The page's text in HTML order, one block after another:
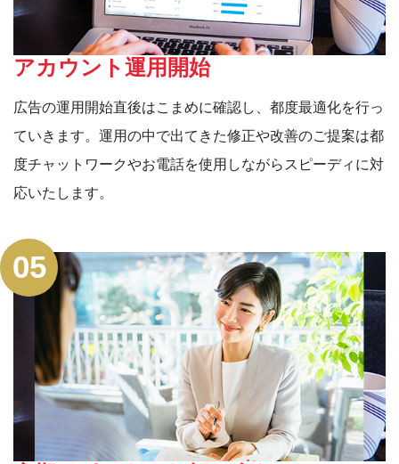
アカウント運用開始
広告の運用開始直後はこまめに確認し、都度最適化を行っ
ていきます。運用の中で出てきた修正や改善のご提案は都
度チャットワークやお電話を使用しながらスピーディに対
応いたします。
05